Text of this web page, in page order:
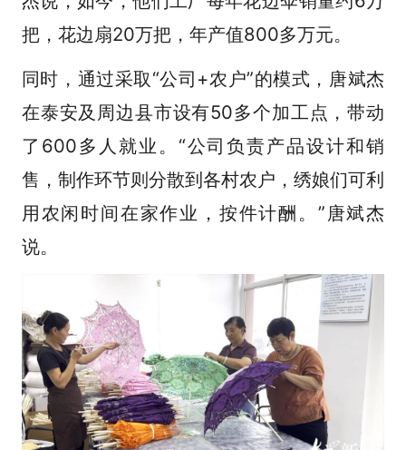
把，花边扇20万把，年产值800多万元。
同时，通过采取“公司+农户”的模式，唐斌杰
在泰安及周边县市设有50多个加工点，带动
了600多人就业。“公司负责产品设计和销
售，制作环节则分散到各村农户，绣娘们可利
用农闲时间在家作业，按件计酬。”唐斌杰
说。